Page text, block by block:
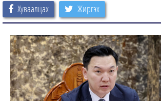
Хуваалцах Жиргэх